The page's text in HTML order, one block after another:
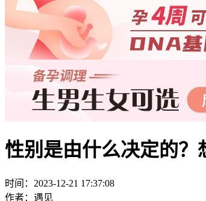
性别是由什么决定的？
时间：2023-12-21 17:37:08
作者：遇见